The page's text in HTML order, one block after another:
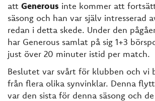
att Generous inte kommer att
säsong och han var själv intresserad
redan i detta skede. Under den
har Generous samlat på sig 1+3
just över 20 minuter istid per match.
Beslutet var svårt för klubben och vi
från flera olika synvinklar. Denna
var den sista för denna säsong och